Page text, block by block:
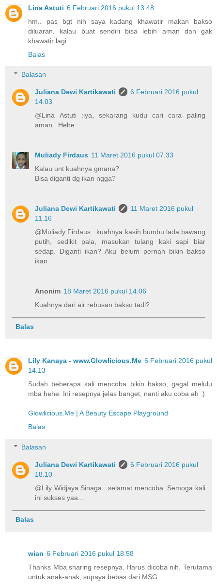
Lina Astuti 6 Februari 2016 pukul 13.48
hm.. pas bgt nih saya kadang khawatir makan bakso
diluaran. kalau buat sendiri bisa lebih aman dan gak
khawatir lagi
Balas
Balasan
Juliana Dewi Kartikawati
6 Februari 2016 pukul
14.03
@Lina Astuti :iya, sekarang kudu cari cara paling
aman.. Hehe
Muliady Firdaus 11 Maret 2016 pukul 07.33
Kalau unt kuahnya gmana?
Bisa diganti dg ikan ngga?
Juliana Dewi Kartikawati
11 Maret 2016 pukul
11.16
@Muliady Firdaus : kuahnya kasih bumbu lada bawang
putih, sedikit pala, masukan tulang kaki sapi biar
sedap. Diganti ikan? Aku belum pernah bikin bakso
ikan.
Anonim 18 Maret 2016 pukul 14.06
Kuahnya dari air rebusan bakso tadi?
Balas
Lily Kanaya - www.Glowlicious.Me 6 Februari 2016 pukul
14.13
Sudah beberapa kali mencoba bikin bakso, gagal melulu
mba hehe. Ini resepnya jelas banget, nanti aku coba ah :)
Glowlicious.Me | A Beauty Escape Playground
Balas
Balasan
Juliana Dewi Kartikawati
6 Februari 2016 pukul
18.10
@Lily Widjaya Sinaga : selamat mencoba. Semoga kali
ini sukses yaa...
Balas
wian 6 Februari 2016 pukul 18.58
Thanks Mba sharing resepnya. Harus dicoba nih. Terutama
untuk anak-anak, supaya bebas dari MSG..